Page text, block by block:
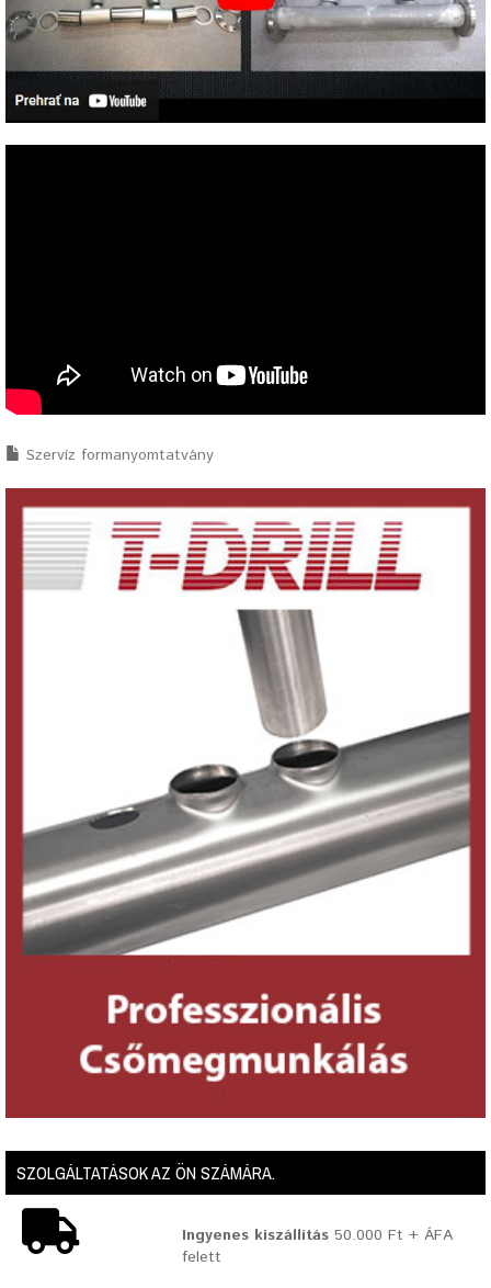
Szervíz formanyomtatvány
SZOLGÁLTATÁSOK AZ ÖN SZÁMÁRA.
Ingyenes kiszállítás50.000 Ft + ÁFA
felett